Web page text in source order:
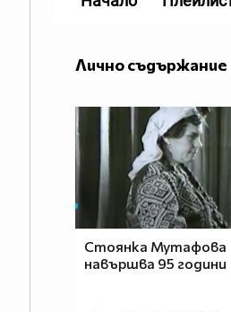
Лично съдържание
Стоянка Мутафова
навършва 95 години